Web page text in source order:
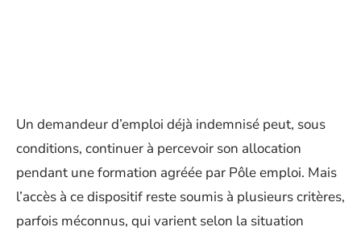
Un demandeur d’emploi déjà indemnisé peut, sous
conditions, continuer à percevoir son allocation
pendant une formation agréée par Pôle emploi. Mais
l’accès à ce dispositif reste soumis à plusieurs critères,
parfois méconnus, qui varient selon la situation